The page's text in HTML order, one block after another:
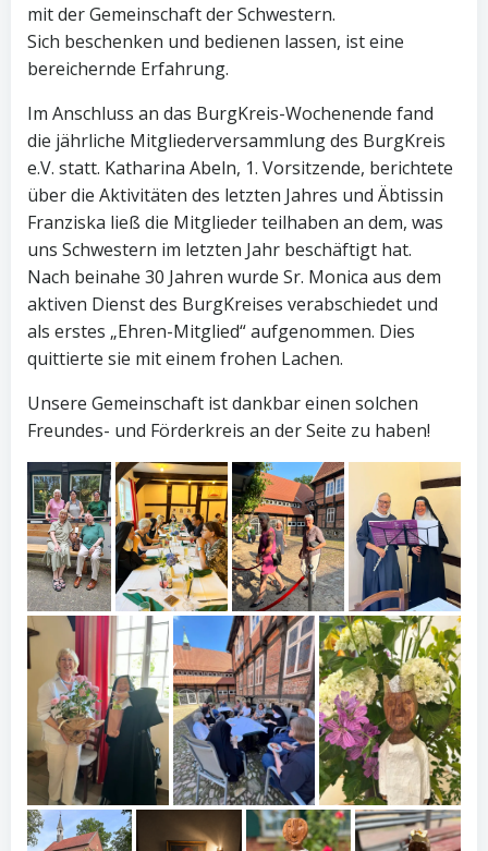
mit der Gemeinschaft der Schwestern.
Sich beschenken und bedienen lassen, ist eine
bereichernde Erfahrung.
Im Anschluss an das BurgKreis-Wochenende fand
die jährliche Mitgliederversammlung des BurgKreis
e.V. statt. Katharina Abeln, 1. Vorsitzende, berichtete
über die Aktivitäten des letzten Jahres und Äbtissin
Franziska ließ die Mitglieder teilhaben an dem, was
uns Schwestern im letzten Jahr beschäftigt hat.
Nach beinahe 30 Jahren wurde Sr. Monica aus dem
aktiven Dienst des BurgKreises verabschiedet und
als erstes „Ehren-Mitglied“ aufgenommen. Dies
quittierte sie mit einem frohen Lachen.
Unsere Gemeinschaft ist dankbar einen solchen
Freundes- und Förderkreis an der Seite zu haben!